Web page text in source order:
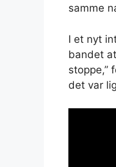
samme
I et nyt
bandet
stoppe,”
det var